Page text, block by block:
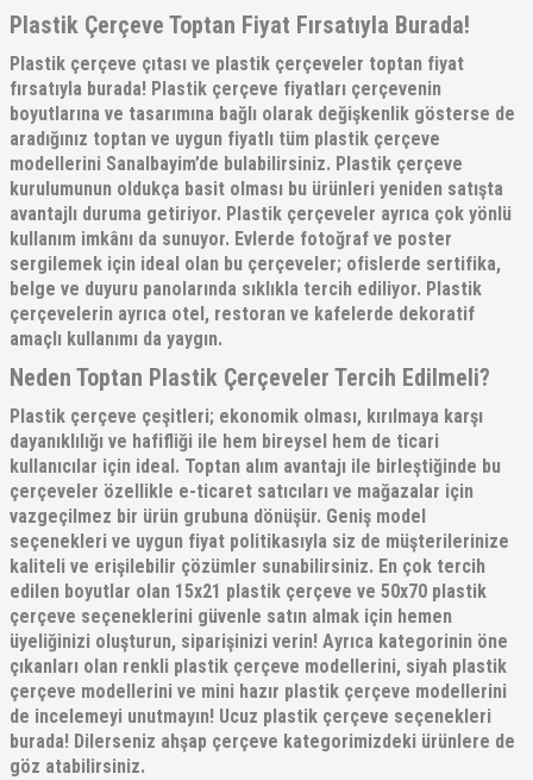
Plastik Çerçeve Toptan Fiyat Fırsatıyla Burada!
Plastik çerçeve çıtası ve plastik çerçeveler toptan fiyat
fırsatıyla burada! Plastik çerçeve fiyatları çerçevenin
boyutlarına ve tasarımına bağlı olarak değişkenlik gösterse de
aradığınız toptan ve uygun fiyatlı tüm plastik çerçeve
modellerini Sanalbayim’de bulabilirsiniz. Plastik çerçeve
kurulumunun oldukça basit olması bu ürünleri yeniden satışta
avantajlı duruma getiriyor. Plastik çerçeveler ayrıca çok yönlü
kullanım imkânı da sunuyor. Evlerde fotoğraf ve poster
sergilemek için ideal olan bu çerçeveler; ofislerde sertifika,
belge ve duyuru panolarında sıklıkla tercih ediliyor. Plastik
çerçevelerin ayrıca otel, restoran ve kafelerde dekoratif
amaçlı kullanımı da yaygın.
Neden Toptan Plastik Çerçeveler Tercih Edilmeli?
Plastik çerçeve çeşitleri; ekonomik olması, kırılmaya karşı
dayanıklılığı ve hafifliği ile hem bireysel hem de ticari
kullanıcılar için ideal. Toptan alım avantajı ile birleştiğinde bu
çerçeveler özellikle e-ticaret satıcıları ve mağazalar için
vazgeçilmez bir ürün grubuna dönüşür. Geniş model
seçenekleri ve uygun fiyat politikasıyla siz de müşterilerinize
kaliteli ve erişilebilir çözümler sunabilirsiniz. En çok tercih
edilen boyutlar olan 15x21 plastik çerçeve ve 50x70 plastik
çerçeve seçeneklerini güvenle satın almak için hemen
üyeliğinizi oluşturun, siparişinizi verin! Ayrıca kategorinin öne
çıkanları olan renkli plastik çerçeve modellerini, siyah plastik
çerçeve modellerini ve mini hazır plastik çerçeve modellerini
de incelemeyi unutmayın! Ucuz plastik çerçeve seçenekleri
burada! Dilerseniz ahşap çerçeve kategorimizdeki ürünlere de
göz atabilirsiniz.